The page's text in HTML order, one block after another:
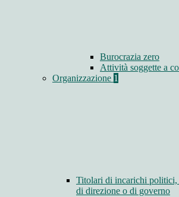
Burocrazia zero
Attività soggette a
Organizzazione 1
Titolari di incarichi politici,
di direzione o di governo